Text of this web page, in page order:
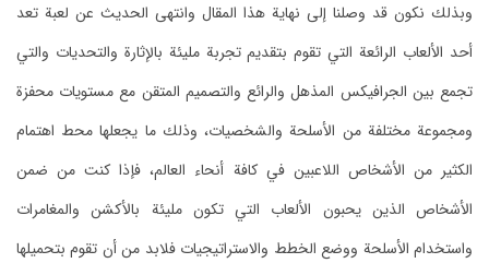
وبذلك نكون قد وصلنا إلى نهاية هذا المقال وانتهى الحديث عن لعبة تعد
أحد الألعاب الرائعة التي تقوم بتقديم تجربة مليئة بالإثارة والتحديات والتي
تجمع بين الجرافيكس المذهل والرائع والتصميم المتقن مع مستويات محفزة
ومجموعة مختلفة من الأسلحة والشخصيات، وذلك ما يجعلها محط اهتمام
الكثير من الأشخاص اللاعبين في كافة أنحاء العالم، فإذا كنت من ضمن
الأشخاص الذين يحبون الألعاب التي تكون مليئة بالأكشن والمغامرات
واستخدام الأسلحة ووضع الخطط والاستراتيجيات فلابد من أن تقوم بتحميلها